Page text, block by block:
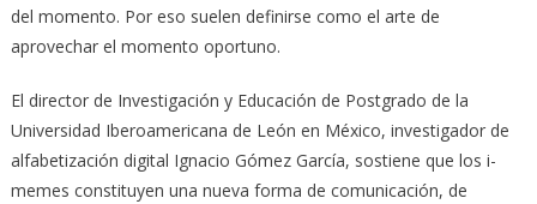
del momento. Por eso suelen definirse como el arte de
aprovechar el momento oportuno.
El director de Investigación y Educación de Postgrado de la
Universidad Iberoamericana de León en México, investigador de
alfabetización digital Ignacio Gómez García, sostiene que los i-
memes constituyen una nueva forma de comunicación, de